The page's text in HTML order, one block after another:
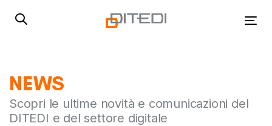
links
content
NEWS
Scopri le ultime novità e comunicazioni del
DITEDI e del settore digitale